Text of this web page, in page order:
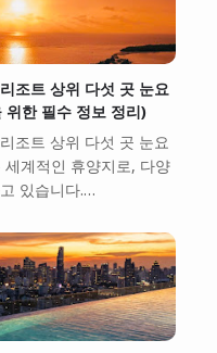
조트 상위 다섯 곳 눈요
한 필수 정보 정리)
조트 상위 다섯 곳 눈요
적인 휴양지로, 다양
있습니다.…